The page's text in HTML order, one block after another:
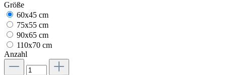
Größe
60x45 cm
75x55 cm
90x65 cm
110x70 cm
Anzahl